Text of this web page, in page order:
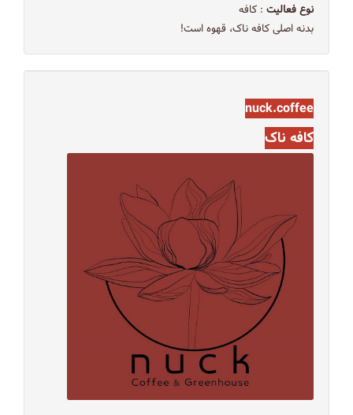
نوع فعالیت : کافه
بدنه اصلی کافه ناک، قهوه است!
nuck.coffee
کافه ناک